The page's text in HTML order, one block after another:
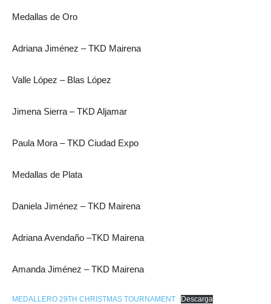
Medallas de Oro
Adriana Jiménez – TKD Mairena
Valle López – Blas López
Jimena Sierra – TKD Aljamar
Paula Mora – TKD Ciudad Expo
Medallas de Plata
Daniela Jiménez – TKD Mairena
Adriana Avendaño –TKD Mairena
Amanda Jiménez – TKD Mairena
MEDALLERO 29TH CHRISTMAS TOURNAMENT Descarga